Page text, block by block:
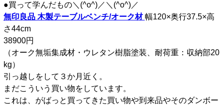
●買って学んだもの＼(^o^)／＼(^o^)／
無印良品 木製テーブルベンチ/オーク材幅120×奥行37.5×高
さ44cm
38900円
（オーク無垢集成材・ウレタン樹脂塗装、耐荷重：収納部20
kg）
引っ越しをして３か月近く。
まだこういう買い物をしています。
これは、がばっと買ってきた買い物や到来品やそのダンボー